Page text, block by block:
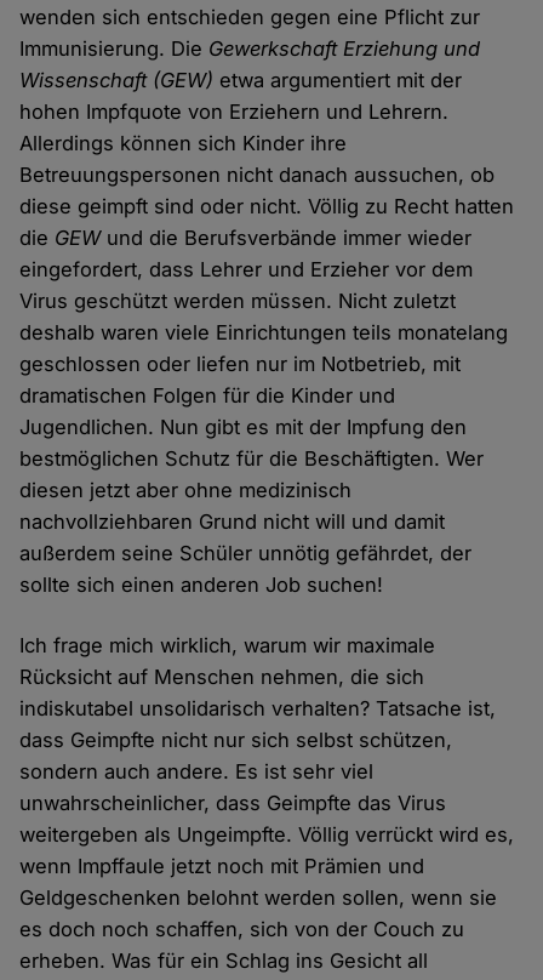
wenden sich entschieden gegen eine Pflicht zur
Immunisierung. Die Gewerkschaft Erziehung und
Wissenschaft (GEW) etwa argumentiert mit der
hohen Impfquote von Erziehern und Lehrern.
Allerdings können sich Kinder ihre
Betreuungspersonen nicht danach aussuchen, ob
diese geimpft sind oder nicht. Völlig zu Recht hatten
die GEWund die Berufsverbände immer wieder
eingefordert, dass Lehrer und Erzieher vor dem
Virus geschützt werden müssen. Nicht zuletzt
deshalb waren viele Einrichtungen teils monatelang
geschlossen oder liefen nur im Notbetrieb, mit
dramatischen Folgen für die Kinder und
Jugendlichen. Nun gibt es mit der Impfung den
bestmöglichen Schutz für die Beschäftigten. Wer
diesen jetzt aber ohne medizinisch
nachvollziehbaren Grund nicht will und damit
außerdem seine Schüler unnötig gefährdet, der
sollte sich einen anderen Job suchen!
Ich frage mich wirklich, warum wir maximale
Rücksicht auf Menschen nehmen, die sich
indiskutabel unsolidarisch verhalten? Tatsache ist,
dass Geimpfte nicht nur sich selbst schützen,
sondern auch andere. Es ist sehr viel
unwahrscheinlicher, dass Geimpfte das Virus
weitergeben als Ungeimpfte. Völlig verrückt wird es,
wenn Impffaule jetzt noch mit Prämien und
Geldgeschenken belohnt werden sollen, wenn sie
es doch noch schaffen, sich von der Couch zu
erheben. Was für ein Schlag ins Gesicht all